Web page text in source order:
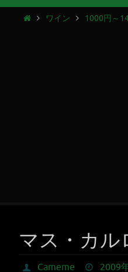
ワイン 1000円～
マス・カル
Cameme 2009